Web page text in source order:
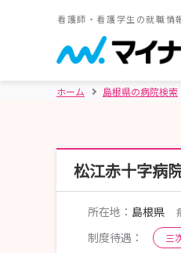
看護師・看護学生の就職情
ホーム 島根県の病院検索
松江赤十字病
所在地： 島根県
制度待遇：
三